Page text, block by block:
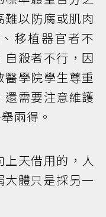
以防腐或肌肉
移植器官者不
殺者不行，因
學院學生尊重
需要注意維護
兩得。
天借用的，人
體只是採另一